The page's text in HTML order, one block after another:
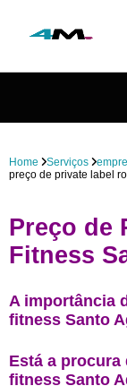
Home Serviços
preço de private label
Preço de
Fitness
A importância
fitness Santo
Está a
fitness Santo